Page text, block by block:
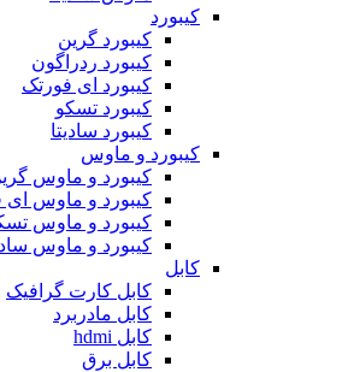
کیبورد
کیبورد گرین
کیبورد ردراگون
کیبورد ای فورتک
کیبورد تسکو
کیبورد سادیتا
کیبورد و ماوس
کیبورد و ماوس
کیبورد و ماوس ای
کیبورد و ماوس
کیبورد و ماوس
کابل
کابل کارت گرافیک
کابل مادربرد
کابل hdmi
کابل برق